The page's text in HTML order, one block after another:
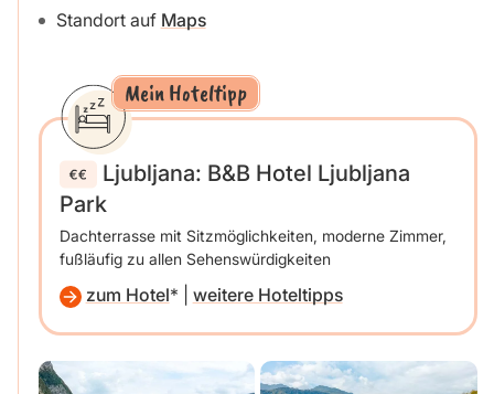
Standort auf Maps
Mein Hoteltipp
Ljubljana: B&B Hotel Ljubljana
Park
Dachterrasse mit Sitzmöglichkeiten, moderne Zimmer,
fußläufig zu allen Sehenswürdigkeiten
zum Hotel weitere Hoteltipps